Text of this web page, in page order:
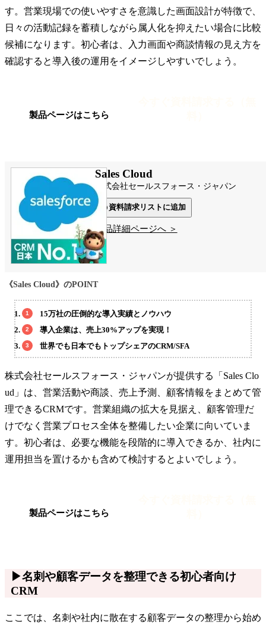
す。営業現場での使いやすさを意識した画面設計が特徴で、
日々の活動記録を蓄積しながら属人化を抑えたい場合に比較
候補になります。初心者は、入力画面や商談情報の見え方を
確認すると導入後の運用をイメージしやすいでしょう。
製品ページはこちら
Sales Cloud
株式会社セールスフォース・ジャパン
資料請求リストに追加
製品詳細ページへ ＞
《Sales Cloud》のPOINT
15万社の圧倒的な導入実績とノウハウ
導入企業は、売上30%アップを実現！
世界でも日本でもトップシェアのCRM/SFA
株式会社セールスフォース・ジャパンが提供する「Sales Clo
ud」は、営業活動や商談、売上予測、顧客情報をまとめて管
理できるCRMです。営業組織の拡大を見据え、顧客管理だ
けでなく営業プロセス全体を整備したい企業に向いていま
す。初心者は、必要な機能を段階的に導入できるか、社内に
運用担当を置けるかも含めて検討するとよいでしょう。
製品ページはこちら
▶名刺や顧客データを整理できる初心者向け
CRM
ここでは、名刺や社内に散在する顧客データの整理から始め